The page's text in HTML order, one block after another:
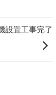
設置工事完了